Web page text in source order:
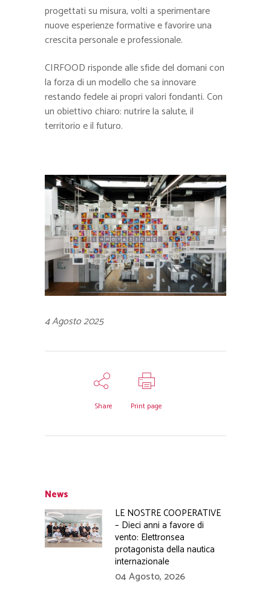
progettati su misura, volti a sperimentare
nuove esperienze formative e favorire una
crescita personale e professionale.
CIRFOOD risponde alle sfide del domani con
la forza di un modello che sa innovare
restando fedele ai propri valori fondanti. Con
un obiettivo chiaro: nutrire la salute, il
territorio e il futuro.
4 Agosto 2025
Share Print page
News
LE NOSTRE COOPERATIVE
– Dieci anni a favore di
vento: Elettronsea
protagonista della nautica
internazionale
04 Agosto, 2026